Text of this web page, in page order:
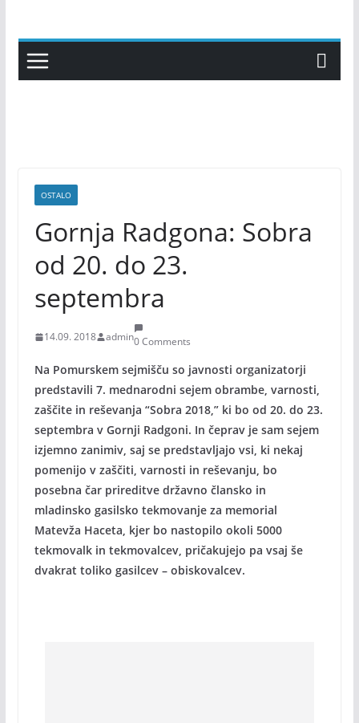
content
OSTALO
Gornja Radgona: Sobra
od 20. do 23.
septembra
14.09. 2018 admin0 Comments
Na Pomurskem sejmišču so javnosti organizatorji
predstavili 7. mednarodni sejem obrambe, varnosti,
zaščite in reševanja “Sobra 2018,” ki bo od 20. do 23.
septembra v Gornji Radgoni. In čeprav je sam sejem
izjemno zanimiv, saj se predstavljajo vsi, ki nekaj
pomenijo v zaščiti, varnosti in reševanju, bo
posebna čar prireditve državno člansko in
mladinsko gasilsko tekmovanje za memorial
Matevža Haceta, kjer bo nastopilo okoli 5000
tekmovalk in tekmovalcev, pričakujejo pa vsaj še
dvakrat toliko gasilcev – obiskovalcev.